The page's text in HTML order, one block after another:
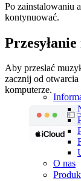
O nas
Po zainstalowaniu
kontynuować.
Aby przesłać
zacznij od otwarcia
komputerze.